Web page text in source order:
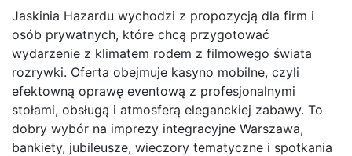
Jaskinia Hazardu wychodzi z propozycją dla firm i
osób prywatnych, które chcą przygotować
wydarzenie z klimatem rodem z filmowego świata
rozrywki. Oferta obejmuje kasyno mobilne, czyli
efektowną oprawę eventową z profesjonalnymi
stołami, obsługą i atmosferą eleganckiej zabawy. To
dobry wybór na imprezy integracyjne Warszawa,
bankiety, jubileusze, wieczory tematyczne i spotkania